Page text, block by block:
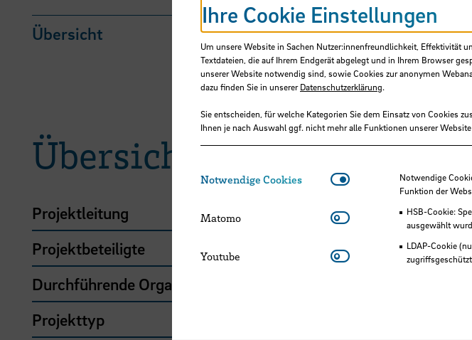
Übersicht
Übersicht
Projektleitung
Projektbeteiligte
Kraus,
Durchführende Organisation
Projekttyp
HSB-
Ihre Cookie Einstellungen
Um unsere Website in Sachen Nutzer:innenfreundlichkeit, Effektivität
Textdateien, die auf Ihrem Endgerät abgelegt und in Ihrem Browser
unserer Website notwendig sind, sowie Cookies zur anonymen
dazu finden Sie in unsererDatenschutzerklärung.
Sie entscheiden, für welche Kategorien Sie dem Einsatz von Cookies
Ihnen je nach Auswahl ggf. nicht mehr alle Funktionen unserer
Notwendige Cookies Notwendige Cookies
Notwendige
Funktion der
HSB-Cookie:
ausgewählt
LDAP-Cookie
Matomo Matomo
Youtube Youtube